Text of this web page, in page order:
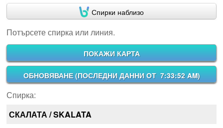
Спирки наблизо
Потърсете спирка или линия.
ПОКАЖИ КАРТА
ОБНОВЯВАНЕ (ПОСЛЕДНИ ДАННИ ОТ 7:33:52 AM)
Спирка:
СКАЛАТА / SKALATA